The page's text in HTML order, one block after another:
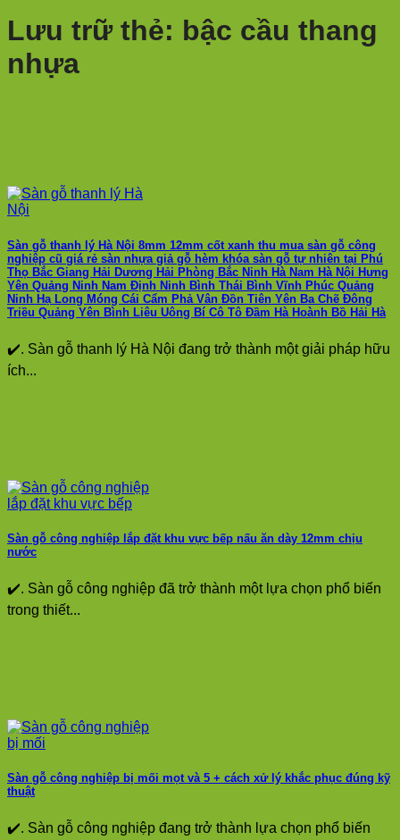
Lưu trữ thẻ: bậc cầu thang
nhựa
Sàn gỗ thanh lý Hà Nội 8mm 12mm cốt xanh thu mua sàn gỗ công
nghiệp cũ giá rẻ sàn nhựa giả gỗ hèm khóa sàn gỗ tự nhiên tại Phú
Thọ Bắc Giang Hải Dương Hải Phòng Bắc Ninh Hà Nam Hà Nội Hưng
Yên Quảng Ninh Nam Định Ninh Bình Thái Bình Vĩnh Phúc Quảng
Ninh Hạ Long Móng Cái Cẩm Phả Vân Đồn Tiên Yên Ba Chẽ Đông
Triều Quảng Yên Bình Liêu Uông Bí Cô Tô Đầm Hà Hoành Bồ Hải Hà
✔️. Sàn gỗ thanh lý Hà Nội đang trở thành một giải pháp hữu
ích...
Sàn gỗ công nghiệp lắp đặt khu vực bếp nấu ăn dày 12mm chịu
nước
✔️. Sàn gỗ công nghiệp đã trở thành một lựa chọn phổ biến
trong thiết...
Sàn gỗ công nghiệp bị mối mọt và 5 + cách xử lý khắc phục đúng kỹ
thuật
✔️. Sàn gỗ công nghiệp đang trở thành lựa chọn phổ biến